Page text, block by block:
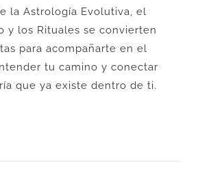
la Astrología Evolutiva, el
y los Rituales se convierten
para acompañarte en el
tu camino y conectar
que ya existe dentro de ti.